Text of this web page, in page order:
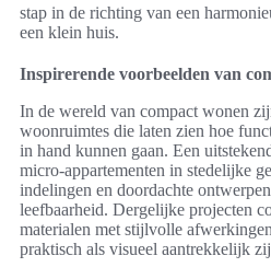
stap in de richting van een
een klein huis.
Inspirerende voorbeelden van
In de wereld van compact wonen
woonruimtes die laten zien hoe
in hand kunnen gaan. Een
micro-appartementen in stedelijke
indelingen en doordachte
leefbaarheid. Dergelijke projecten
materialen met stijlvolle
praktisch als visueel aantrekkelijk